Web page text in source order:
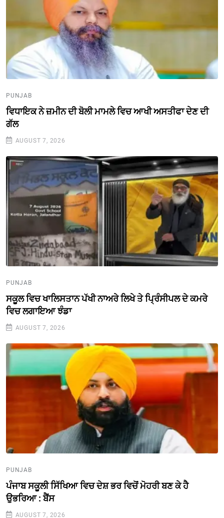
PUNJAB
ਵਿਧਾਇਕ ਨੇ ਜ਼ਮੀਨ ਦੀ ਬੋਲੀ ਮਾਮਲੇ ਵਿਚ ਆਖੀ ਅਸਤੀਫਾ ਦੇਣ ਦੀ
ਗੱਲ
AUGUST 7, 2026
PUNJAB
ਸਕੂਲ ਵਿਚ ਖਾਲਿਸਤਾਨ ਪੱਖੀ ਨਾਅਰੇ ਲਿਖੇ ਤੇ ਪ੍ਰਿੰਸੀਪਲ ਦੇ ਕਮਰੇ
ਵਿਚ ਲਗਾਇਆ ਝੰਡਾ
AUGUST 7, 2026
PUNJAB
ਪੰਜਾਬ ਸਕੂਲੀ ਸਿੱਖਿਆ ਵਿਚ ਦੇਸ਼ ਭਰ ਵਿਚੋਂ ਮੋਹਰੀ ਬਣ ਕੇ ਹੈ
ਉਭਰਿਆ : ਬੈਂਸ
AUGUST 7, 2026